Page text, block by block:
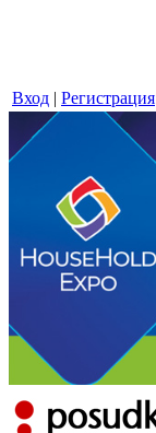
Вход | Регистрация